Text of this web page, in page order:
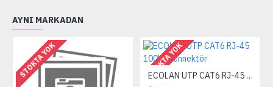
AYNI MARKADAN
STOKTA YOK STOKTA YOK ECOLAN UTP CAT6 RJ-45 100'lü Konnektör